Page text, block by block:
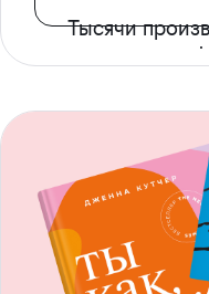
Тысячи
с доступом